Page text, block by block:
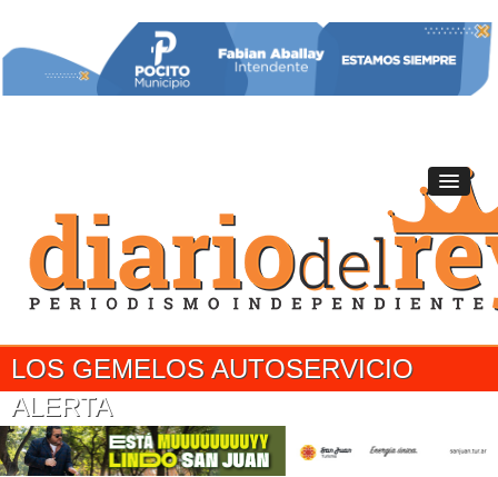
LOS GEMELOS AUTOSERVICIO
ALERTA